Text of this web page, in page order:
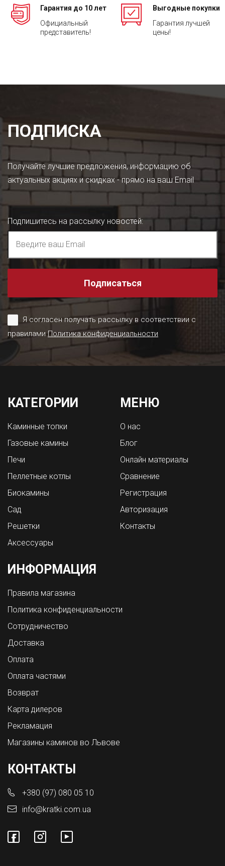
Гарантия до 10 лет
Официальный
представитель!
Выгодные покупки
Гарантия лучшей
цены!
ПОДПИСКА
Получайте лучшие предложения, информацию об
актуальных акциях и скидках - прямо на ваш Email
Подпишитесь на рассылку новостей:
Подписаться
Я согласен получать рассылку в соответствии с
правиламиПолитика конфиденциальности
КАТЕГОРИИ
Каминные топки
Газовые камины
Печи
Пеллетные котлы
Биокамины
Сад
Решетки
Аксессуары
МЕНЮ
О нас
Блог
Онлайн материалы
Сравнение
Регистрация
Авторизация
Контакты
ИНФОРМАЦИЯ
Правила магазина
Политика конфиденциальности
Сотрудничество
Доставка
Оплата
Оплата частями
Возврат
Карта дилеров
Рекламация
Магазины каминов во Львове
КОНТАКТЫ
+380 (97) 080 05 10
info@kratki.com.ua